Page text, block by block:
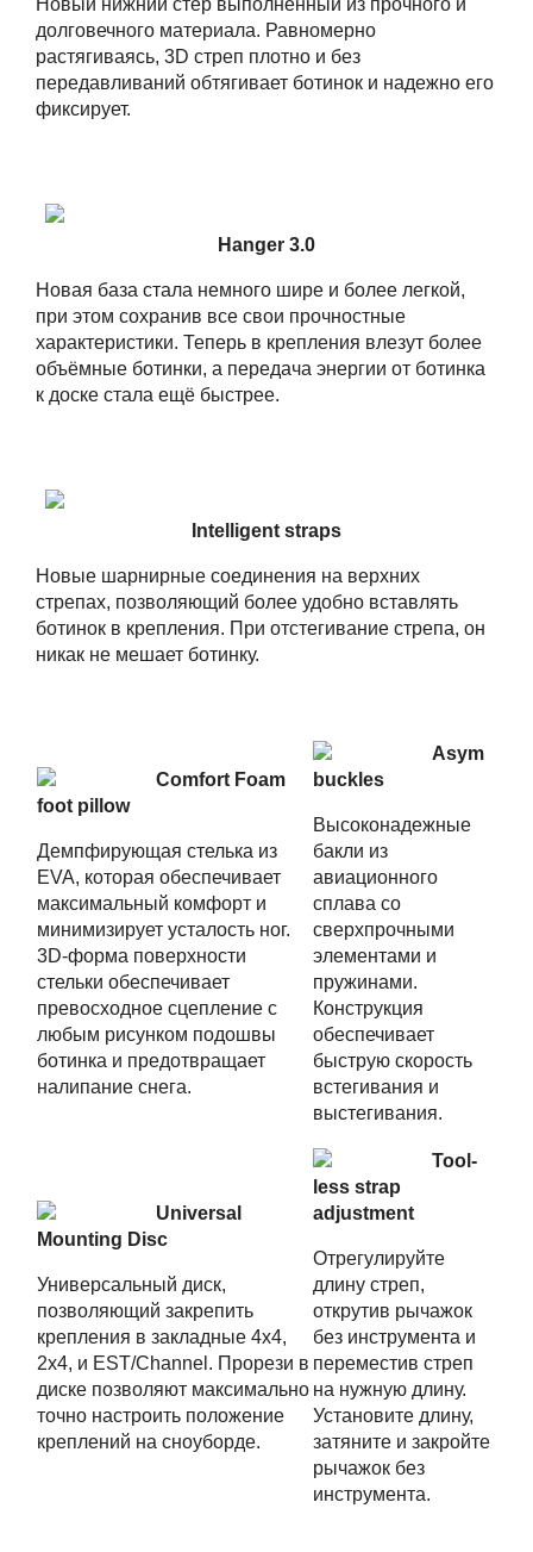
Новый нижний стер выполненный из прочного и
долговечного материала. Равномерно
растягиваясь, 3D стреп плотно и без
передавливаний обтягивает ботинок и надежно его
фиксирует.
Hanger 3.0
Новая база стала немного шире и более легкой,
при этом сохранив все свои прочностные
характеристики. Теперь в крепления влезут более
объёмные ботинки, а передача энергии от ботинка
к доске стала ещё быстрее.
Intelligent straps
Новые шарнирные соединения на верхних
стрепах, позволяющий более удобно вставлять
ботинок в крепления. При отстегивание стрепа, он
никак не мешает ботинку.
Comfort Foam
foot pillow
Демпфирующая стелька из
EVA, которая обеспечивает
максимальный комфорт и
минимизирует усталость ног.
3D-форма поверхности
стельки обеспечивает
превосходное сцепление с
любым рисунком подошвы
ботинка и предотвращает
налипание снега.
Asym
buckles
Высоконадежные
бакли из
авиационного
сплава со
сверхпрочными
элементами и
пружинами.
Конструкция
обеспечивает
быструю скорость
встегивания и
выстегивания.
Universal
Mounting Disc
Универсальный диск,
позволяющий закрепить
крепления в закладные 4x4,
2x4, и EST/Channel. Прорези в
диске позволяют максимально
точно настроить положение
креплений на сноуборде.
Tool-
less strap
adjustment
Отрегулируйте
длину стреп,
открутив рычажок
без инструмента и
переместив стреп
на нужную длину.
Установите длину,
затяните и закройте
рычажок без
инструмента.